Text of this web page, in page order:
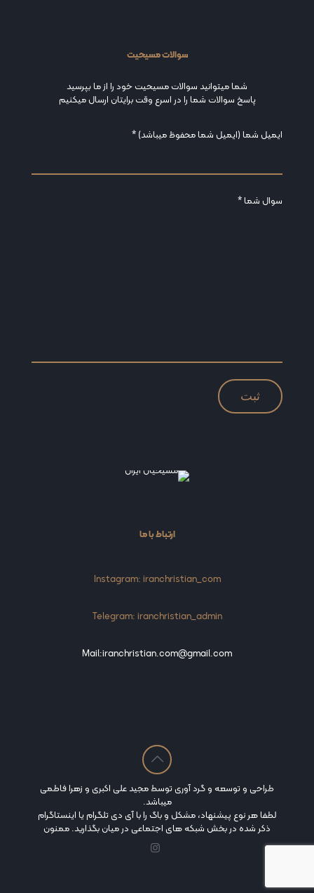
سوالات مسیحیت
شما میتوانید سوالات مسیحیت خود را از ما بپرسید
پاسخ سوالات شما را در اسرع وقت برایتان ارسال میکنیم
ایمیل شما (ایمیل شما محفوظ میباشد) *
سوال شما *
ارتباط با ما
Instagram: iranchristian_com
Telegram: iranchristian_admin
Mail:iranchristian.com@gmail.com
طراحی و توسعه و گرد آوری توسط مجید علی اکبری و زهرا فاطمی
میباشد.
لطفا هر نوع پیشنهاد، مشکل و باگ را با آی دی تلگرام یا اینستاگرام
ذکر شده در بخش شبکه های اجتماعی در میان بگذارید. ممنون